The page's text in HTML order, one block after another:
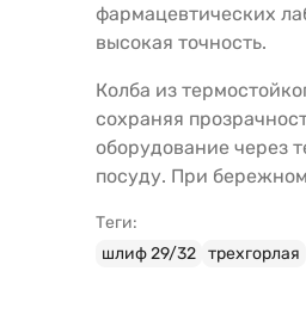
фармацевтических
высокая точность.
Колба из
сохраняя
оборудование через
посуду. При
Теги:
шлиф 29/32 трехгорлая